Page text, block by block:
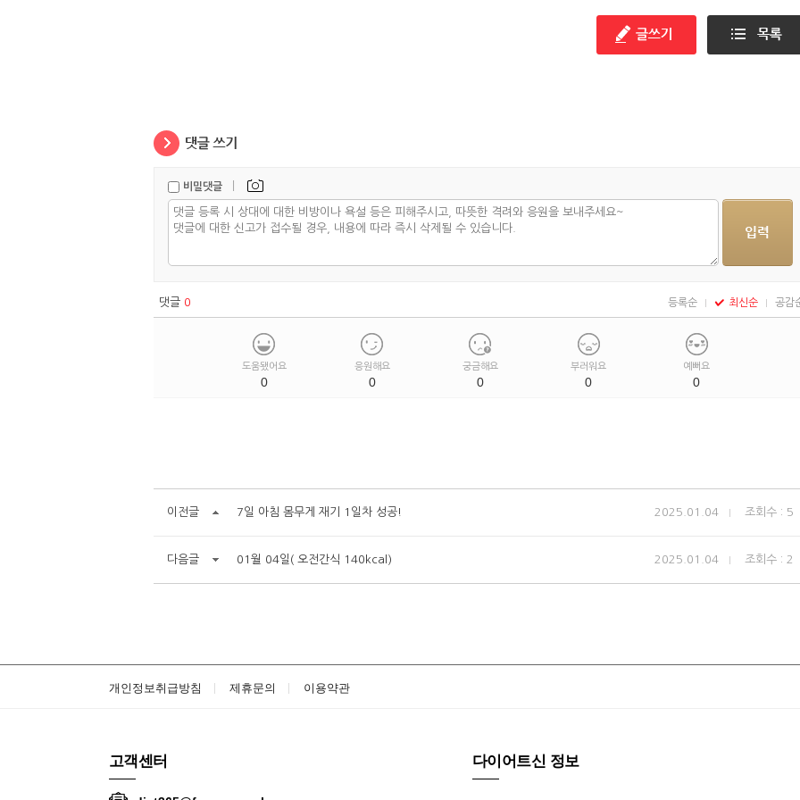
비밀댓글 |
댓글 0 등록순 최신순 공감
도움됐어요
0
응원해요
0
궁금해요
0
부러워요
0
예뻐요
0
이전글 7일 아침 몸무게 재기 1일차 성공! 2025.01.04 조회수 : 5
다음글 01월 04일( 오전간식 140kcal) 2025.01.04 조회수 : 2
개인정보취급방침 제휴문의 이용약관
고객센터 다이어트신 정보